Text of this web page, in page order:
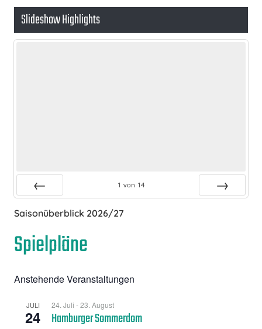
Slideshow Highlights
1 von 14
Saisonüberblick 2026/27
Spielpläne
Anstehende Veranstaltungen
JULI
24
24. Juli -23. August
Hamburger Sommerdom